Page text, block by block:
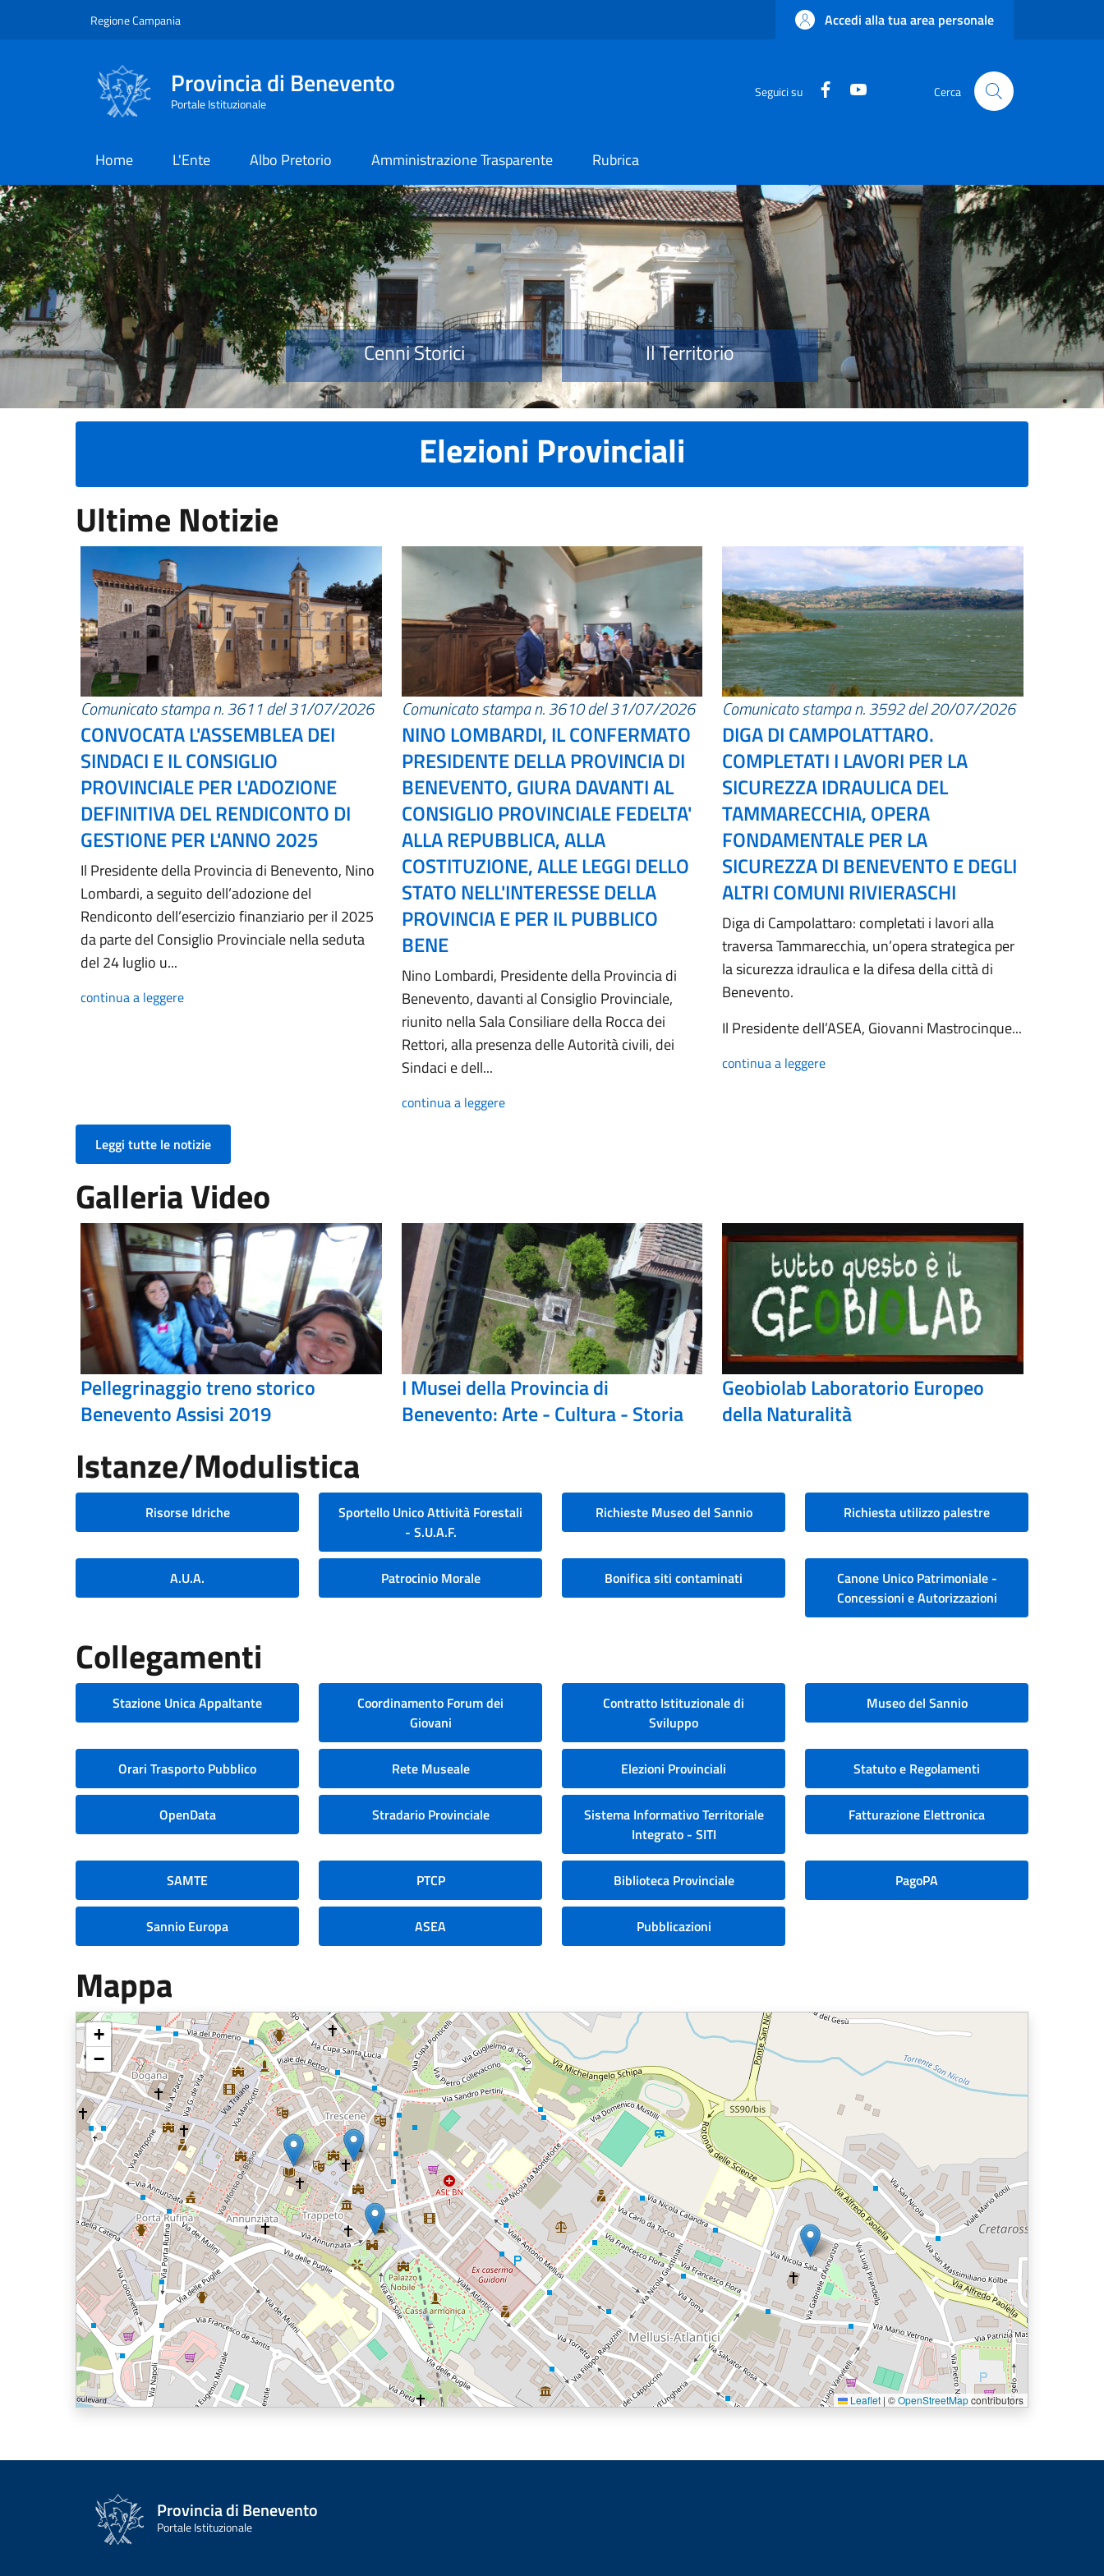
Regione Campania Accedi alla tua area personale
Provincia di Benevento
Portale Istituzionale
Seguici su Facebook Cerca
Home L'Ente Albo Pretorio Amministrazione Trasparente Rubrica
Provincia di Benevento
Cenni Storici Il Territorio
Elezioni Provinciali
Ultime Notizie
Comunicato stampa n. 3611 del 31/07/2026
CONVOCATA L'ASSEMBLEA DEI
SINDACI E IL CONSIGLIO
PROVINCIALE PER L'ADOZIONE
DEFINITIVA DEL RENDICONTO DI
GESTIONE PER L'ANNO 2025
Il Presidente della Provincia di Benevento, Nino
Lombardi, a seguito dell’adozione del
Rendiconto dell’esercizio finanziario per il 2025
da parte del Consiglio Provinciale nella seduta
del 24 luglio u...
continua a leggere
Comunicato stampa n. 3610 del 31/07/2026
NINO LOMBARDI, IL CONFERMATO
PRESIDENTE DELLA PROVINCIA DI
BENEVENTO, GIURA DAVANTI AL
CONSIGLIO PROVINCIALE FEDELTA'
ALLA REPUBBLICA, ALLA
COSTITUZIONE, ALLE LEGGI DELLO
STATO NELL'INTERESSE DELLA
PROVINCIA E PER IL PUBBLICO
BENE
Nino Lombardi, Presidente della Provincia di
Benevento, davanti al Consiglio Provinciale,
riunito nella Sala Consiliare della Rocca dei
Rettori, alla presenza delle Autorità civili, dei
Sindaci e dell...
continua a leggere
Comunicato stampa n. 3592 del 20/07/2026
DIGA DI CAMPOLATTARO.
COMPLETATI I LAVORI PER LA
SICUREZZA IDRAULICA DEL
TAMMARECCHIA, OPERA
FONDAMENTALE PER LA
SICUREZZA DI BENEVENTO E DEGLI
ALTRI COMUNI RIVIERASCHI
Diga di Campolattaro: completati i lavori alla
traversa Tammarecchia, un’opera strategica per
la sicurezza idraulica e la difesa della città di
Benevento.
Il Presidente dell’ASEA, Giovanni Mastrocinque...
continua a leggere
Leggi tutte le notizie
Galleria Video
Pellegrinaggio treno storico
Benevento Assisi 2019
I Musei della Provincia di
Benevento: Arte - Cultura - Storia
Geobiolab Laboratorio Europeo
della Naturalità
Istanze/Modulistica
Risorse Idriche
Sportello Unico Attività Forestali
- S.U.A.F.
Richieste Museo del Sannio Richiesta utilizzo palestre
A.U.A. Patrocinio Morale Bonifica siti contaminati
Canone Unico Patrimoniale -
Concessioni e Autorizzazioni
Collegamenti
Stazione Unica Appaltante
Coordinamento Forum dei
Giovani
Contratto Istituzionale di
Sviluppo
Museo del Sannio
Orari Trasporto Pubblico Rete Museale Elezioni Provinciali Statuto e Regolamenti
OpenData Stradario Provinciale
Sistema Informativo Territoriale
Integrato - SITI
Fatturazione Elettronica
SAMTE PTCP Biblioteca Provinciale PagoPA
Sannio Europa ASEA Pubblicazioni
Mappa
+
−
Leaflet | ©OpenStreetMapcontributors
Provincia di Benevento
Portale Istituzionale